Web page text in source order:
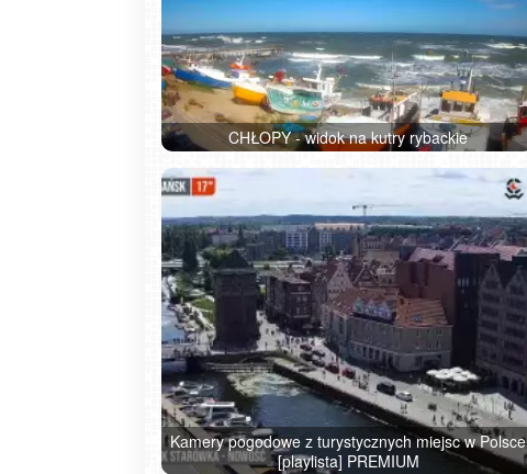
CHŁOPY - widok na kutry rybackie
Kamery pogodowe z turystycznych miejsc w Polsce
[playlista] PREMIUM